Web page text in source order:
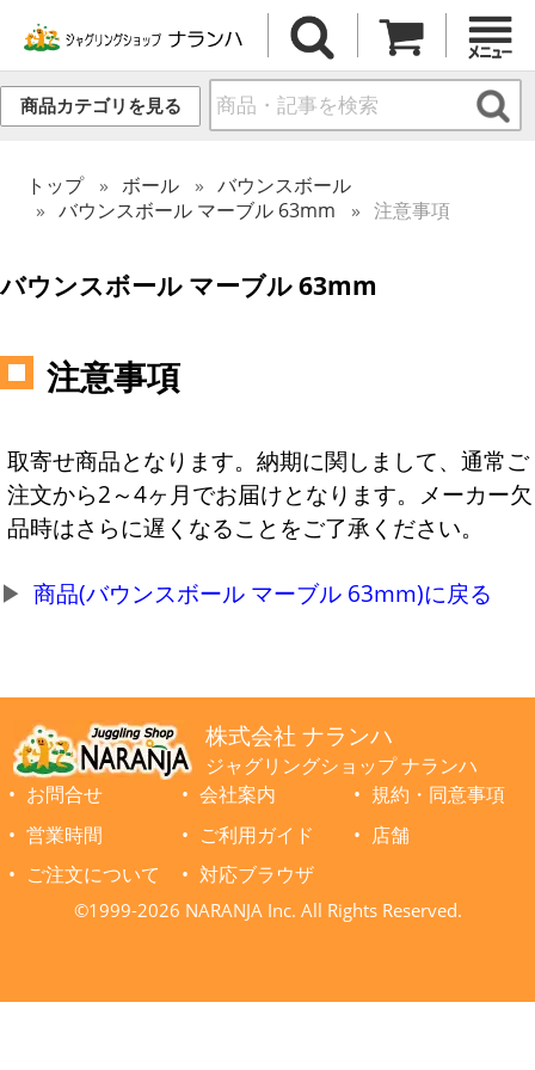
商品カテゴリを見る
トップ ボール
バウンスボール
バウンスボール マーブル 63mm
注意事項
バウンスボール マーブル 63mm
注意事項
取寄せ商品となります。納期に関しまして、通常ご
注文から2～4ヶ月でお届けとなります。メーカー欠
品時はさらに遅くなることをご了承ください。
商品(バウンスボール マーブル 63mm)に戻る
株式会社 ナランハ
ジャグリングショップ ナランハ
お問合せ
会社案内
規約・同意事項
営業時間
ご利用ガイド
店舗
ご注文について
対応ブラウザ
©1999-2026 NARANJA Inc. All Rights Reserved.